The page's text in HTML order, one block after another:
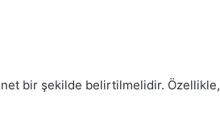
bir şekilde belirtilmelidir. Özellikle,